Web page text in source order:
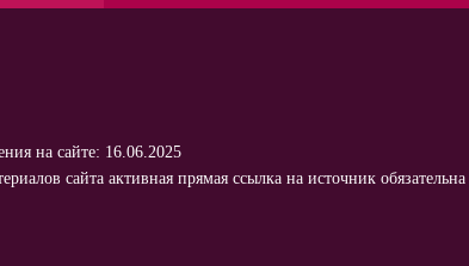
на сайте: 16.06.2025
сайта активная прямая ссылка на источник обязательна